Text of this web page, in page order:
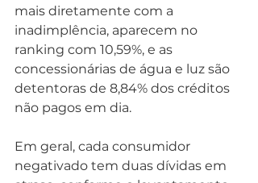
mais diretamente com a
inadimplência, aparecem no
ranking com 10,59%, e as
concessionárias de água e luz são
detentoras de 8,84% dos créditos
não pagos em dia.
Em geral, cada consumidor
negativado tem duas dívidas em